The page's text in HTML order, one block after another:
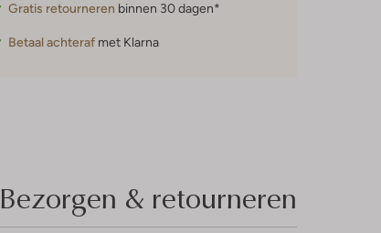
Gratis retourneren binnen 30 dagen*
Betaal achteraf met Klarna
Bezorgen & retourneren